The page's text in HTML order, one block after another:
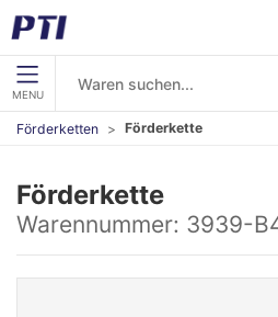
MENU
Förderketten Förderkette
Förderkette
Warennummer: 3939-